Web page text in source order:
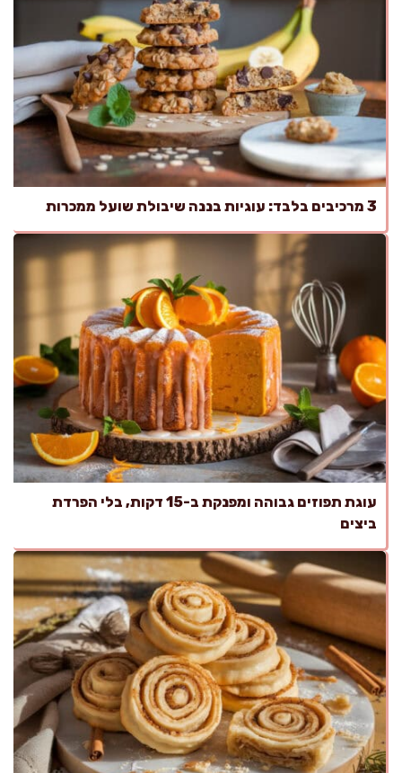
3 מרכיבים בלבד: עוגיות בננה שיבולת שועל ממכרות
עוגת תפוזים גבוהה ומפנקת ב-15 דקות, בלי הפרדת
ביצים